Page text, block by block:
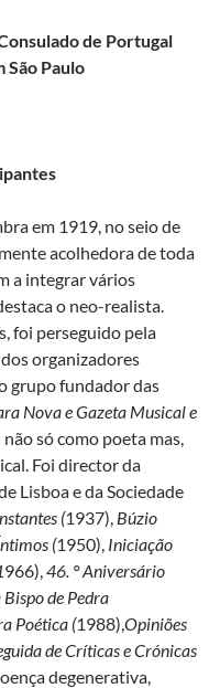
de Portugal
São Paulo
em 1919, no seio de
acolhedora de toda
a integrar vários
o neo-realista.
foi perseguido pela
organizadores
grupo fundador das
Nova eGazeta Musical e
só como poeta mas,
Foi director da
Lisboa e da Sociedade
(1937), Búzio
(1950), Iniciação
966), 46. ° Aniversário
Bispo de Pedra
Poética (1988), Opiniões
de Críticas e Crónicas
degenerativa,